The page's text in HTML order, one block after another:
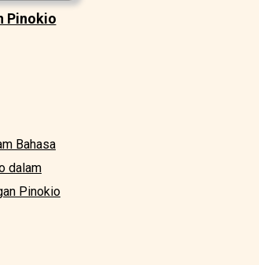
Pinokio
Bahasa
dalam
Pinokio